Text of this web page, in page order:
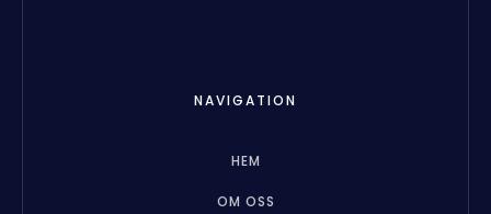
NAVIGATION
HEM
OM OSS